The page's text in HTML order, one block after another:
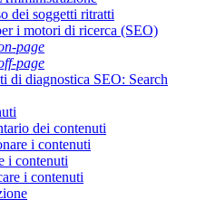
dei soggetti ritratti
i motori di ricerca (SEO)
page
page
di diagnostica SEO: Search
dei contenuti
i contenuti
i contenuti
i contenuti